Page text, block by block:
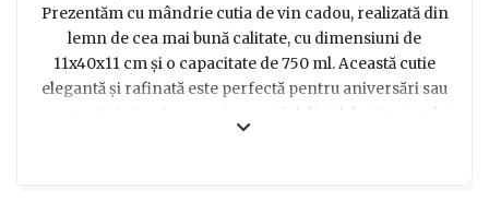
Prezentăm cu mândrie cutia de vin cadou, realizată din
lemn de cea mai bună calitate, cu dimensiuni de
11x40x11 cm și o capacitate de 750 ml. Această cutie
elegantă și rafinată este perfectă pentru aniversări sau
onomastici și va face cu siguranță deliciul destinatarului.